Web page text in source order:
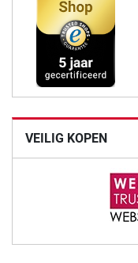
VEILIG KOPEN